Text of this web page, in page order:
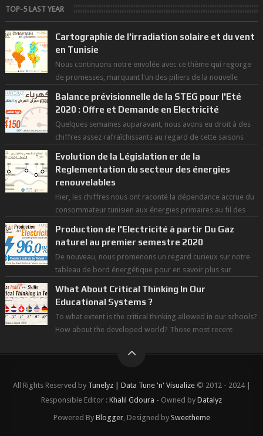
TOP-5 LAST YEAR
Cartographie de l'irradiation solaire et du vent
en Tunisie
Nous continuons notre envolée avec ce thème qui regorge
de promesses, marquant l'un des piliers de la nouvelle
Balance prévisionnelle de la STEG pour l'Eté
2020 : Offre et Demande en Electricité
Quelques semaines auparavant, nous avons eu droit à des
chiffres assez rafraîchissants au regard de cette saisons
Evolution de la Législation er de la
Reglementation du secteur des énergies
renouvelables
Hier, les chiffres nous ont raconté la dépendance accrue du
consommateur tunisien aux énergies primaires au fil des
Production de l'Electricité à partir Du Gaz
naturel au premier semestre 2020
De nouveau, nous promenons un regard curieux sur notre
tableau de bord énergétique pour en savoir plus sur
What About Critical Thinking In Our
Educational Systems ?
To what extent is the critical thinking allowed in our schools?
How about the developed world? Those most recent
All Rights Reserved by Tunelyz | Data Tune 'n' Visualize© 2012 - 2024 |
Responsible Editor : Khalil Gdoura - Owned by Datalyz
Powered By Blogger, Designed by Sweetheme